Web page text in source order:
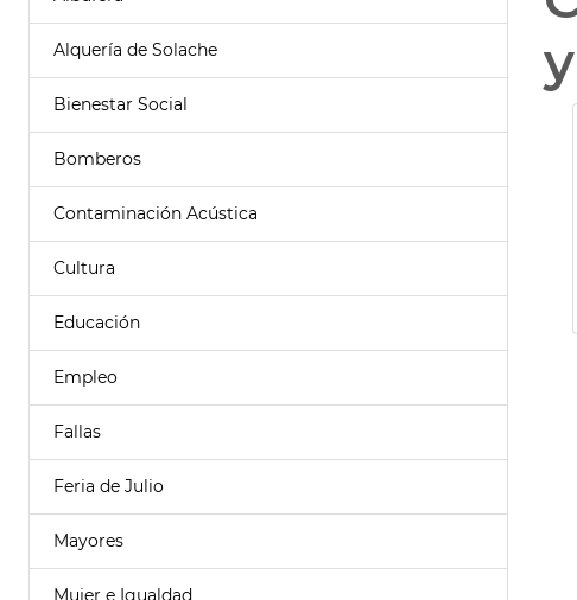
Alquería de Solache
Bienestar Social
Bomberos
Contaminación Acústica
Cultura
Educación
Empleo
Fallas
Feria de Julio
Mayores
Mujer e Igualdad